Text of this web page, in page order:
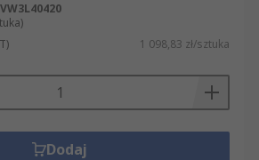
VW3L40420
1 098,83 zł/sztuka
Dodaj